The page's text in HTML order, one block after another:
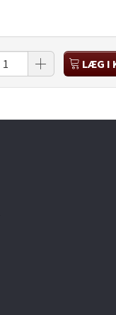
LÆG I